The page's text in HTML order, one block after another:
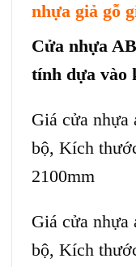
nhựa giả gỗ
Cửa nhựa
tính dựa vào
Giá cửa nhựa
bộ, Kích
2100mm
Giá cửa nhựa
bộ, Kích